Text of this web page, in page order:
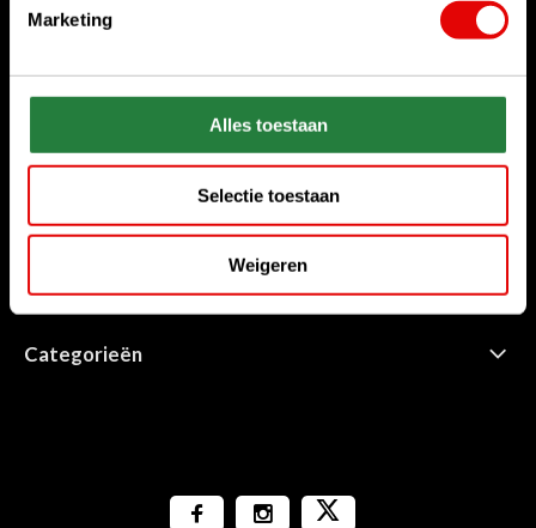
Marketing
Alles toestaan
Selectie toestaan
Weigeren
Chat met ons
Stuur ons een e-mail
sales@golfdriver.nl
Klantenservice
Informatie
Categorieën